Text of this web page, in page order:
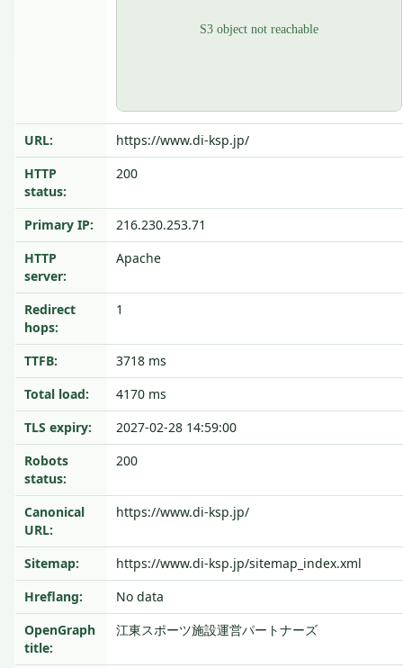
URL:
https://www.di-ksp.jp/
HTTP
status:
200
Primary IP:
216.230.253.71
HTTP
server:
Apache
Redirect
hops:
1
TTFB:
3718 ms
Total load:
4170 ms
TLS expiry:
2027-02-28 14:59:00
Robots
status:
200
Canonical
URL:
https://www.di-ksp.jp/
Sitemap:
https://www.di-ksp.jp/sitemap_index.xml
Hreflang:
No data
OpenGraph
title:
江東スポーツ施設運営パートナーズ